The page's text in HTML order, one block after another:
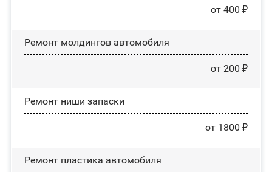
от 400 ₽
Ремонт молдингов автомобиля
от 200 ₽
Ремонт ниши запаски
от 1800 ₽
Ремонт пластика автомобиля